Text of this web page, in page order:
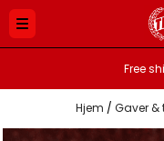
Hopp til innhold
Free
Hjem / Gaver &